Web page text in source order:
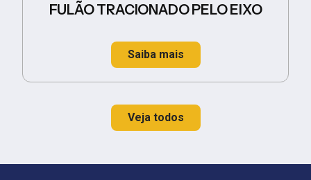
FULÃO TRACIONADO PELO EIXO
Saiba mais
Veja todos